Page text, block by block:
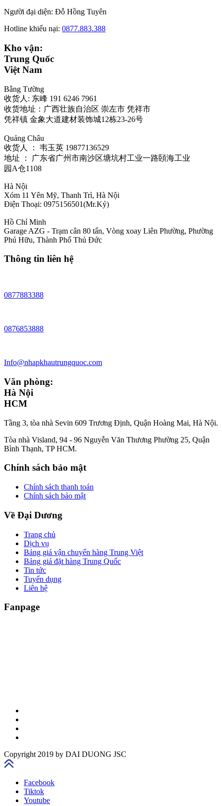
Người đại diện: Đỗ Hồng Tuyên
Hotline khiếu nại: 0877.883.388
Kho vận:
Trung Quốc
Việt Nam
Bằng Tường
收货人: 东峰 191 6246 7961
收货地址：广西壮族自治区 崇左市 凭祥市
凭祥镇 金象大道建材装饰城12栋23-26号
Quảng Châu
收货人 ： 韦玉英 19877136529‬
地址 ： 广东省广州市南沙区塘坑村工业一路頣海工业
园A仓1108
Hà Nội
Xóm 11 Yên Mỹ, Thanh Trì, Hà Nội
Điện Thoại: 0975156501(Mr.Kỷ)
Hồ Chí Minh
Garage AZG - Trạm cân 80 tấn, Vòng xoay Liên Phường, Phường
Phú Hữu, Thành Phố Thủ Đức
Thông tin liên hệ
0877883388
0876853888
Info@nhapkhautrungquoc.com
Văn phòng:
Hà Nội
HCM
Tầng 3, tòa nhà Sevin 609 Trương Định, Quận Hoàng Mai, Hà Nội.
Tòa nhà Visland, 94 - 96 Nguyễn Văn Thương Phường 25, Quận
Bình Thạnh, TP HCM.
Chính sách bảo mật
Chính sách thanh toán
Chính sách bảo mật
Về Đại Dương
Trang chủ
Dịch vụ
Bảng giá vận chuyển hàng Trung Việt
Bảng giá đặt hàng Trung Quốc
Tin tức
Tuyển dụng
Liên hệ
Fanpage
Copyright 2019 by DAI DUONG JSC
Facebook
Tiktok
Youtube